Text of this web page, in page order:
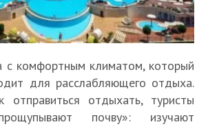
с комфортным климатом, который
для расслабляющего отдыха.
отдыхать, туристы
почву»: изучают